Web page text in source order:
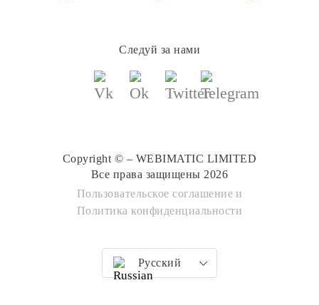
Следуй за нами
Copyright © – WEBIMATIC LIMITED
Все права защищены 2026
Пользовательское соглашение и
Политика конфиденциальности
Русский